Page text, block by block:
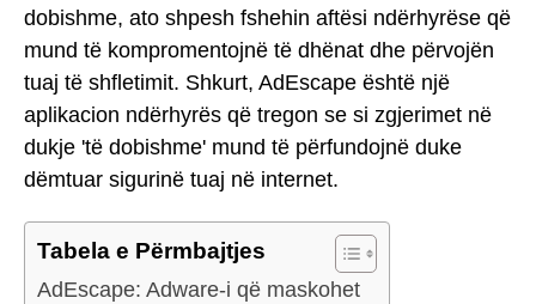
dobishme, ato shpesh fshehin aftësi ndërhyrëse që
mund të kompromentojnë të dhënat dhe përvojën
tuaj të shfletimit. Shkurt, AdEscape është një
aplikacion ndërhyrës që tregon se si zgjerimet në
dukje 'të dobishme' mund të përfundojnë duke
dëmtuar sigurinë tuaj në internet.
Tabela e Përmbajtjes
AdEscape: Adware-i që maskohet